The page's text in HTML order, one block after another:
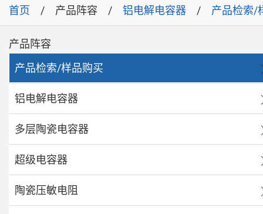
首页 产品阵容 铝电解电容器 产品检索/
产品阵容
产品检索/样品购买
铝电解电容器
多层陶瓷电容器
超级电容器
陶瓷压敏电阻